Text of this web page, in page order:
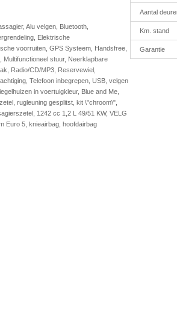
Alu velgen, Bluetooth,
Elektrische
voorruiten, GPS Systeem, Handsfree,
Multifunctioneel stuur, Neerklapbare
Radio/CD/MP3, Reservewiel,
Telefoon inbegrepen, USB, velgen
in voertuigkleur, Blue and Me,
rugleuning gesplitst, kit \"chroom\",
1242 cc 1,2 L 49/51 KW, VELG
Euro 5, knieairbag, hoofdairbag
Aantal
Km. stand
Garantie